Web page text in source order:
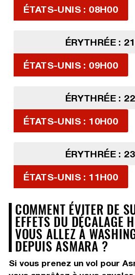
ÉTATS-UNIS : 08H00
ÉRYTHRÉE :
ÉTATS-UNIS : 09H00
ÉRYTHRÉE :
ÉTATS-UNIS : 10H00
ÉRYTHRÉE :
ÉTATS-UNIS : 11H00
COMMENT ÉVITER DE
EFFETS DU DÉCALAGE
VOUS ALLEZ À
DEPUIS ASMARA ?
Si vous prenez un vol pour